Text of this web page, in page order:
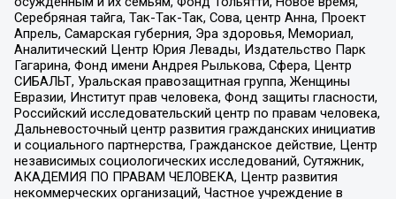
Серебряная тайга, Так-Так-Так, Сова, центр Анна, Проект
Апрель, Самарская губерния, Эра здоровья, Мемориал,
Аналитический Центр Юрия Левады, Издательство Парк
Гагарина, Фонд имени Андрея Рылькова, Сфера, Центр
СИБАЛЬТ, Уральская правозащитная группа, Женщины
Евразии, Институт прав человека, Фонд защиты гласности,
Российский исследовательский центр по правам человека,
Дальневосточный центр развития гражданских инициатив
и социального партнерства, Гражданское действие, Центр
независимых социологических исследований, Сутяжник,
АКАДЕМИЯ ПО ПРАВАМ ЧЕЛОВЕКА, Центр развития
некоммерческих организаций, Частное учреждение в